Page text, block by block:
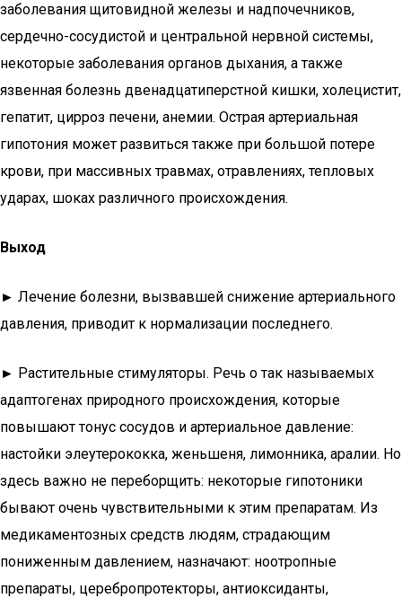
заболевания щитовидной железы и надпочечников,
сердечно-сосудистой и центральной нервной системы,
некоторые заболевания органов дыхания, а также
язвенная болезнь двенадцатиперстной кишки, холецистит,
гепатит, цирроз печени, анемии. Острая артериальная
гипотония может развиться также при большой потере
крови, при массивных травмах, отравлениях, тепловых
ударах, шоках различного происхождения.
Выход
► Лечение болезни, вызвавшей снижение артериального
давления, приводит к нормализации последнего.
► Растительные стимуляторы. Речь о так называемых
адаптогенах природного происхождения, которые
повышают тонус сосудов и артериальное давление:
настойки элеутерококка, женьшеня, лимонника, аралии. Но
здесь важно не переборщить: некоторые гипотоники
бывают очень чувствительными к этим препаратам. Из
медикаментозных средств людям, страдающим
пониженным давлением, назначают: ноотропные
препараты, церебропротекторы, антиоксиданты,